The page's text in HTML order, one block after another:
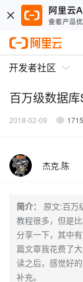
开发者社区
百万级数据
2018-02-09 1715
杰克.陈
简介：
原文:百万
教程很多，但是
分享一下，其中
篇文章我花费了
读之后，感觉好
补充。